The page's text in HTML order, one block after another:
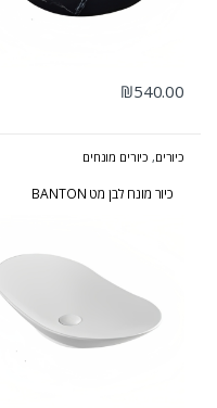
₪540.00
כיורים, כיורים מונחים
כיור מונח לבן מט BANTON